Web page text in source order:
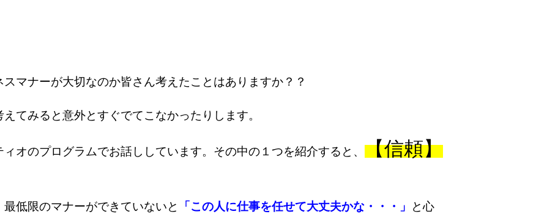
マナーが大切なのか皆さん考えたことはありますか？？
てみると意外とすぐでてこなかったりします。
オのプログラムでお話ししています。その中の１つを紹介すると、 【信頼】
低限のマナーができていないと 「この人に仕事を任せて大丈夫かな・・・」
と心